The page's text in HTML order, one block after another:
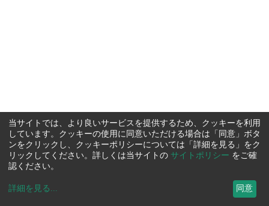
当サイトでは、より良いサービスを提供するため、クッキーを利用
しています。クッキーの使用に同意いただける場合は「同意」ボタ
ンをクリックし、クッキーポリシーについては「詳細を見る」をク
リックしてください。詳しくは当サイトの サイトポリシー をご確
認ください。
詳細を見る ... 同意